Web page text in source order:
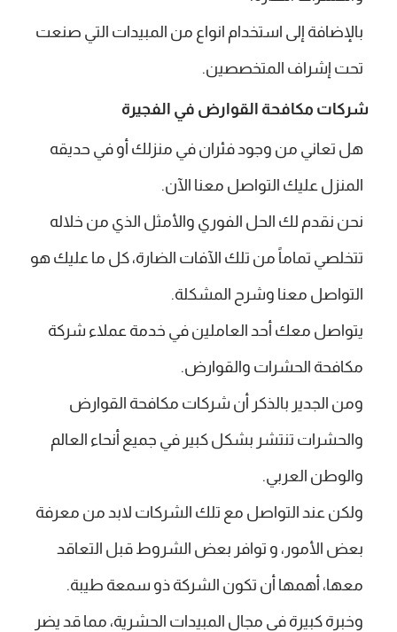
بالإضافة إلى استخدام انواع من المبيدات التي صنعت
تحت إشراف المتخصصين.
شركات مكافحة القوارض في الفجيرة
هل تعاني من وجود فئران في منزلك أو في حديقه
المنزل عليك التواصل معنا الآن.
نحن نقدم لك الحل الفوري والأمثل الذي من خلاله
تتخلصي تماماً من تلك الآفات الضارة، كل ما عليك هو
التواصل معنا وشرح المشكلة.
يتواصل معك أحد العاملين في خدمة عملاء شركة
مكافحة الحشرات والقوارض.
ومن الجدير بالذكر أن شركات مكافحة القوارض
والحشرات تنتشر بشكل كبير في جميع أنحاء العالم
والوطن العربي.
ولكن عند التواصل مع تلك الشركات لابد من معرفة
بعض الأمور، و توافر بعض الشروط قبل التعاقد
معها، أهمها أن تكون الشركة ذو سمعة طيبة.
وخبرة كبيرة فى مجال المبيدات الحشرية، مما قد يضر